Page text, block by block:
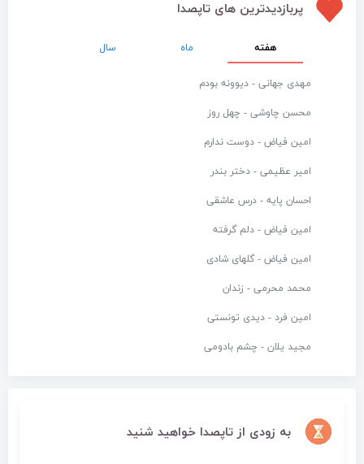
پربازدیدترین های تاپصدا
هفته ماه سال
مهدی جهانی - دیوونه بودم
محسن چاوشی - چهل روز
امین فیاض - دوست ندارم
امیر عظیمی - دختر بندر
احسان پایه - درس عاشقی
امین فیاض - دلم گرفته
امین فیاض - گلهای شادی
محمد محرمی - زندان
امین فرد - دیدی تونستی
مجید یلان - چشم بادومی
به زودی از تاپصدا خواهید شنید